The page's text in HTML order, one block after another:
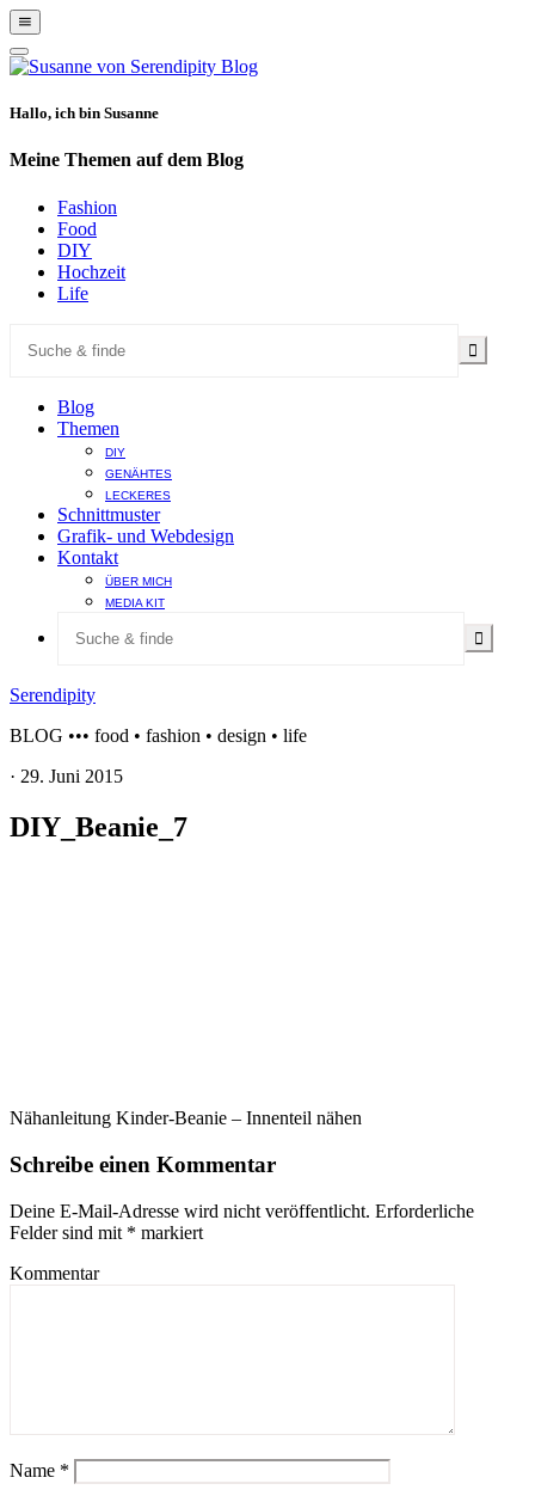
Show
Offscreen
Content
Hide
Offscreen
Hallo, ich bin Susanne
Meine Themen auf dem Blog
Fashion
Food
DIY
Hochzeit
Life
Blog
Themen
DIY
GENÄHTES
LECKERES
Schnittmuster
Grafik- und Webdesign
Kontakt
ÜBER MICH
MEDIA KIT
Serendipity
BLOG ••• food • fashion • design • life
· 29. Juni 2015
DIY_Beanie_7
Nähanleitung Kinder-Beanie – Innenteil nähen
Schreibe einen Kommentar
Deine E-Mail-Adresse wird nicht veröffentlicht. Erforderliche
Felder sind mit * markiert
Kommentar
Name *